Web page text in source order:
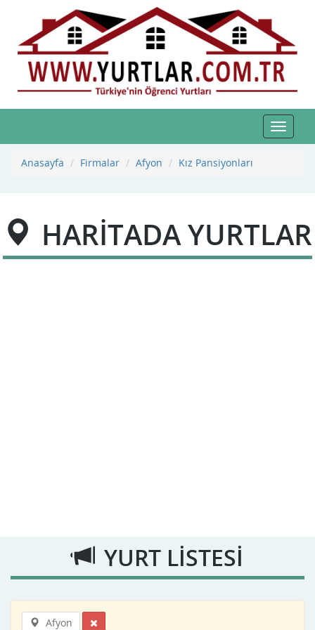
Toggle
Anasayfa
Firmalar Afyon Kız Pansiyonları
HARİTADA YURTLAR
YURT LİSTESİ
Afyon